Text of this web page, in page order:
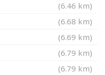
(6.46 km)
(6.68 km)
(6.69 km)
(6.79 km)
(6.79 km)